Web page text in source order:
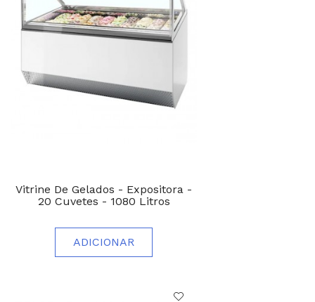
Vitrine De Gelados - Expositora -
20 Cuvetes - 1080 Litros
ADICIONAR